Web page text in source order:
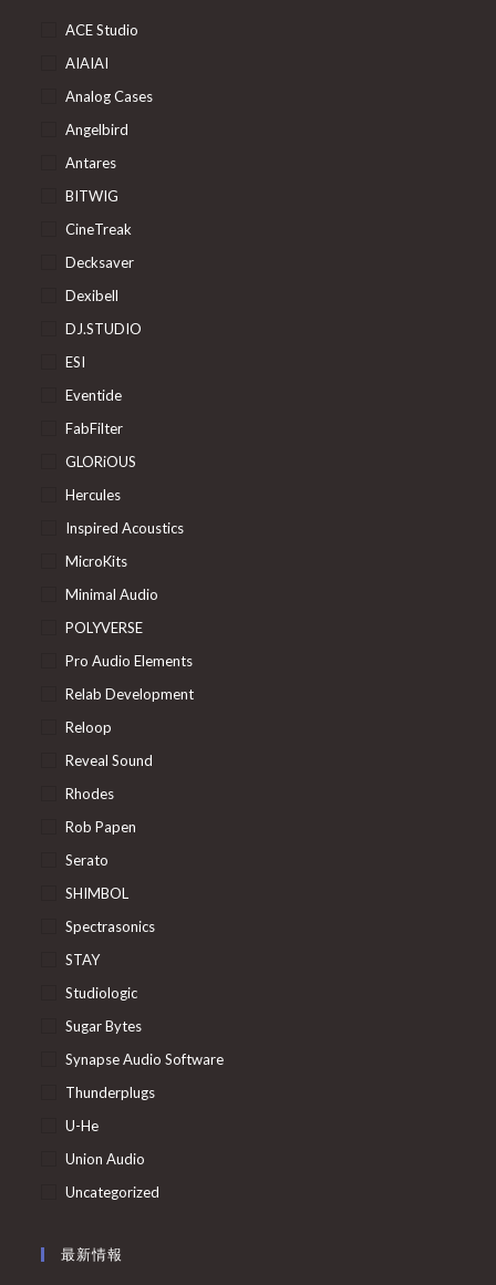
ACE Studio
AIAIAI
Analog Cases
Angelbird
Antares
BITWIG
CineTreak
Decksaver
Dexibell
DJ.STUDIO
ESI
Eventide
FabFilter
GLORiOUS
Hercules
Inspired Acoustics
MicroKits
Minimal Audio
POLYVERSE
Pro Audio Elements
Relab Development
Reloop
Reveal Sound
Rhodes
Rob Papen
Serato
SHIMBOL
Spectrasonics
STAY
Studiologic
Sugar Bytes
Synapse Audio Software
Thunderplugs
U-He
Union Audio
Uncategorized
最新情報